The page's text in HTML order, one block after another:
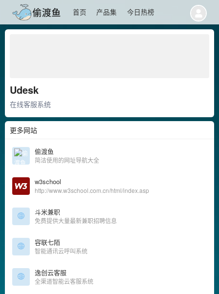
首页 产品集 今日热榜
Udesk
在线客服系统
更多网站
偷渡鱼
简洁使用的网址导航大全
w3school
http://www.w3school.com.cn/html/index.asp
斗米兼职
免费提供大量最新兼职招聘信息
容联七陌
智能通讯云呼叫系统
逸创云客服
全渠道智能云客服系统